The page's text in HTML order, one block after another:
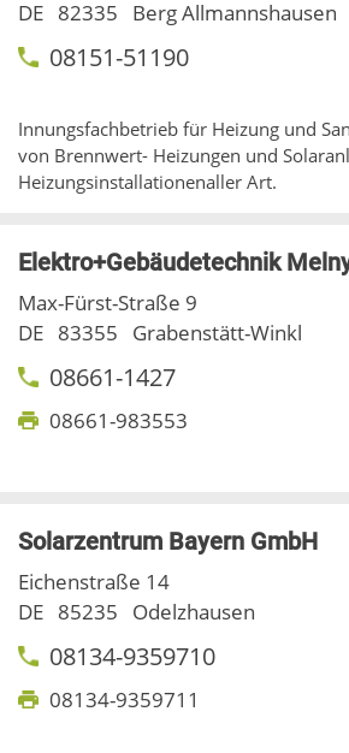
DE 82335 Berg Allmannshausen
08151-51190
Innungsfachbetrieb für Heizung und
von Brennwert- Heizungen und
Heizungsinstallationenaller Art.
Elektro+Gebäudetechnik
Max-Fürst-Straße 9
DE 83355 Grabenstätt-Winkl
08661-1427
08661-983553
Solarzentrum Bayern GmbH
Eichenstraße 14
DE 85235 Odelzhausen
08134-9359710
08134-9359711